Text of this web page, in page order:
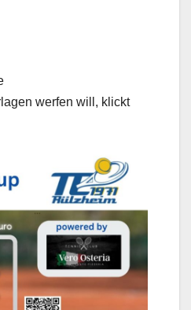
werfen will, klickt